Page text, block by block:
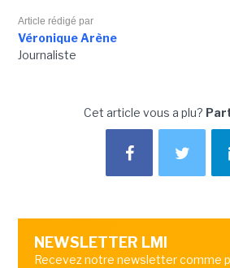
Article rédigé par
Véronique Arène
Journaliste
Cet article vous a plu?
NEWSLETTER LMI
Recevez notre newsletter comme